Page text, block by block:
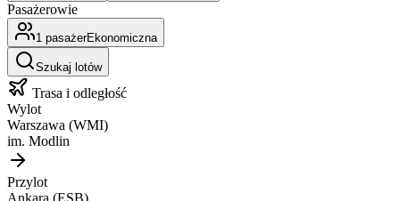
Pasażerowie
1 pasażerEkonomiczna
Szukaj lotów
Trasa i odległość
Wylot
Warszawa (WMI)
im. Modlin
Przylot
Ankara (ESB)